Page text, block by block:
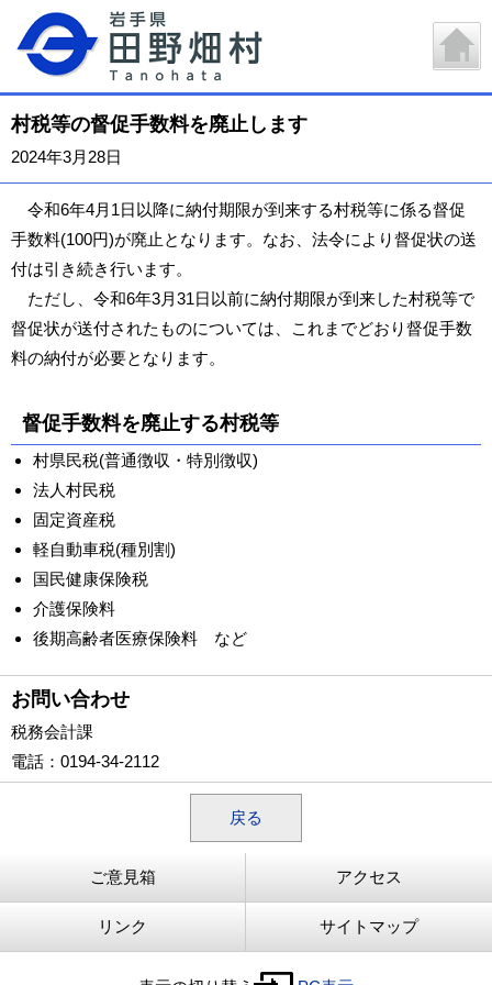
村税等の督促手数料を廃止します
2024年3月28日
令和6年4月1日以降に納付期限が到来する村税等に係る督促
手数料(100円)が廃止となります。なお、法令により督促状の送
付は引き続き行います。
ただし、令和6年3月31日以前に納付期限が到来した村税等で
督促状が送付されたものについては、これまでどおり督促手数
料の納付が必要となります。
督促手数料を廃止する村税等
村県民税(普通徴収・特別徴収)
法人村民税
固定資産税
軽自動車税(種別割)
国民健康保険税
介護保険料
後期高齢者医療保険料 など
お問い合わせ
税務会計課
電話 ：0194-34-2112
戻る
ご意見箱 アクセス
リンク サイトマップ